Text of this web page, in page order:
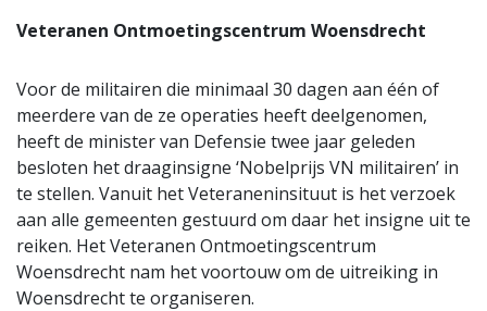
Veteranen Ontmoetingscentrum Woensdrecht
Voor de militairen die minimaal 30 dagen aan één of
meerdere van de ze operaties heeft deelgenomen,
heeft de minister van Defensie twee jaar geleden
besloten het draaginsigne ‘Nobelprijs VN militairen’ in
te stellen. Vanuit het Veteraneninsituut is het verzoek
aan alle gemeenten gestuurd om daar het insigne uit te
reiken. Het Veteranen Ontmoetingscentrum
Woensdrecht nam het voortouw om de uitreiking in
Woensdrecht te organiseren.